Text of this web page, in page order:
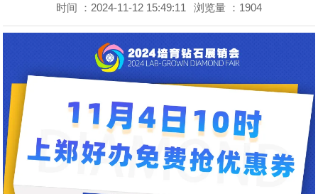
时间 ：2024-11-12 15:49:11 浏览量 ：1904